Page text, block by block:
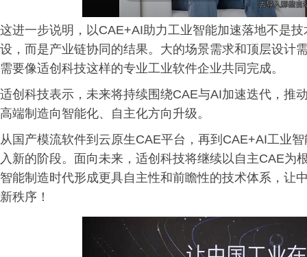
这进一步说明，以CAE+AI助力工业智能加速落地不是
设，而是产业链协同的结果。大的场景需求和顶层设计
需要像适创科技这样的专业工业软件企业共同完成。
适创科技表示，未来将持续围绕CAE与AI加速迭代，推
高端制造向智能化、自主化方向升级。
从国产模流软件到云原生CAE平台，再到CAE+AI工业
入新的阶段。面向未来，适创科技将继续以自主CAE为
智能制造时代形成更具自主性和前瞻性的技术体系，让
新秩序！